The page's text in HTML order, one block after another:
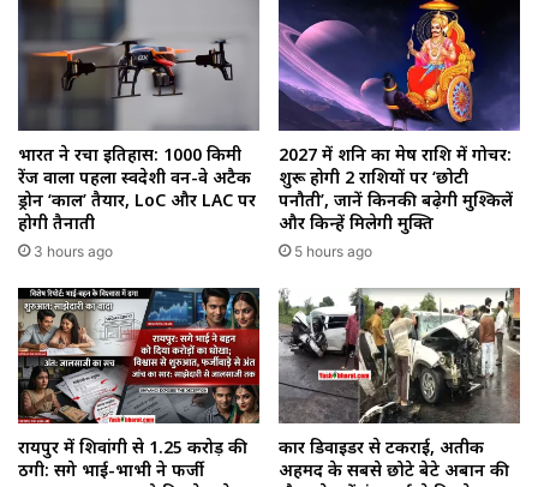
भारत ने रचा इतिहास: 1000 किमी
रेंज वाला पहला स्वदेशी वन-वे अटैक
ड्रोन ‘काल’ तैयार, LoC और LAC पर
होगी तैनाती
3 hours ago
2027 में शनि का मेष राशि में गोचर:
शुरू होगी 2 राशियों पर ‘छोटी
पनौती’, जानें किनकी बढ़ेगी मुश्किलें
और किन्हें मिलेगी मुक्ति
5 hours ago
रायपुर में शिवांगी से 1.25 करोड़ की
ठगी: सगे भाई-भाभी ने फर्जी
कार डिवाइडर से टकराई, अतीक
अहमद के सबसे छोटे बेटे अबान की